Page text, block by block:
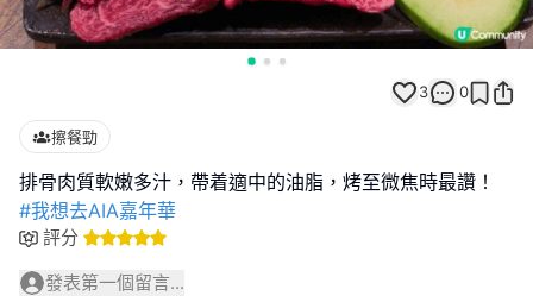
3 0
擦餐勁
#我想去AIA嘉年華
評分
發表第一個留言...